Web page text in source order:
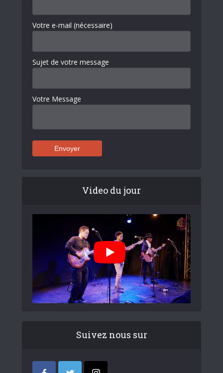
Votre e-mail (nécessaire)
Sujet de votre message
Votre Message
Video du jour
Suivez nous sur